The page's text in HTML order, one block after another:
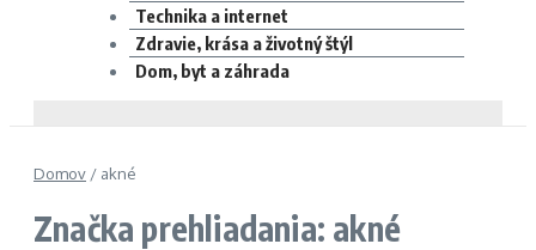
Technika a internet
Zdravie, krása a životný štýl
Dom, byt a záhrada
Domov / akné
Značka prehliadania: akné